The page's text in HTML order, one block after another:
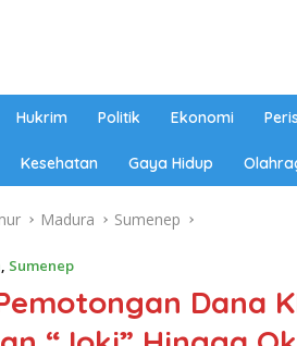
Hukrim Politik Ekonomi
Kesehatan Gaya Hidup
Madura Sumenep
, Sumenep
Dana